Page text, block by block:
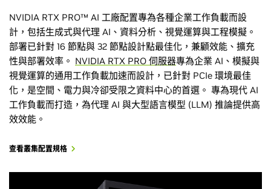
NVIDIA RTX PRO™ AI 工廠配置專為各種企業工作負載而設
計，包括生成式與代理 AI、資料分析、視覺運算與工程模擬。
部署已針對 16 節點與 32 節點設計點最佳化，兼顧效能、擴充
性與部署效率。 NVIDIA RTX PRO 伺服器專為企業 AI、模擬與
視覺運算的通用工作負載加速而設計，已針對 PCIe 環境最佳
化，是空間、電力與冷卻受限之資料中心的首選。 專為現代 AI
工作負載而打造，為代理 AI 與大型語言模型 (LLM) 推論提供高
效效能。
查看叢集配置規格